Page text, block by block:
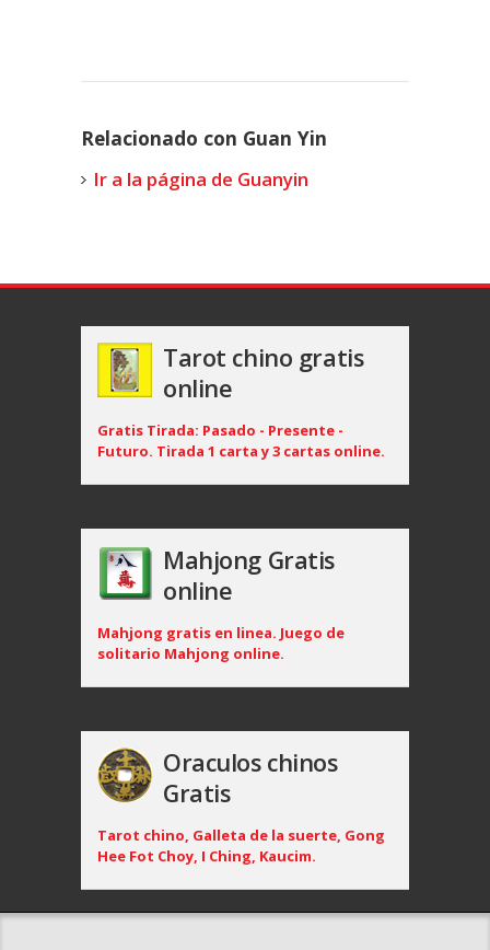
Relacionado con Guan Yin
Ir a la página de Guanyin
Tarot chino gratis
online
Gratis Tirada: Pasado - Presente -
Futuro. Tirada 1 carta y 3 cartas online.
Mahjong Gratis
online
Mahjong gratis en linea. Juego de
solitario Mahjong online.
Oraculos chinos
Gratis
Tarot chino, Galleta de la suerte, Gong
Hee Fot Choy, I Ching, Kaucim.